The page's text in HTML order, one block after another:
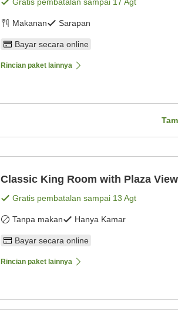
Gratis pembatalan sampai 17 Agt
Makanan Sarapan
Bayar secara online
Rincian paket lainnya
Classic King Room with Plaza
Gratis pembatalan sampai 13 Agt
Tanpa makan Hanya Kamar
Bayar secara online
Rincian paket lainnya